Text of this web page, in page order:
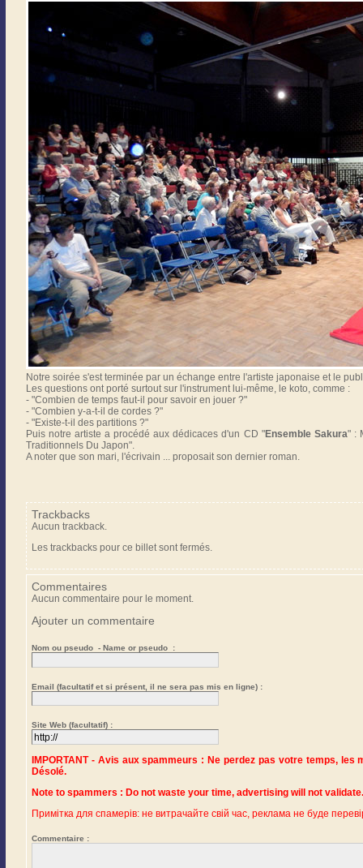
Notre soirée s'est terminée par un échange entre l'artiste japonaise et le
Les questions ont porté surtout sur l'instrument lui-même, le koto, comme :
- "Combien de temps faut-il pour savoir en jouer ?"
- "Combien y-a-t-il de cordes ?"
- "Existe-t-il des partitions ?"
Puis notre artiste a procédé aux dédicaces d'un CD "Ensemble Sakura" :
Traditionnels Du Japon".
A noter que son mari, l'écrivain ... proposait son dernier roman.
Trackbacks
Aucun trackback.
Les trackbacks pour ce billet sont fermés.
Commentaires
Aucun commentaire pour le moment.
Ajouter un commentaire
Nom ou pseudo - Name or pseudo :
Email (facultatif et si présent, il ne sera pas mis en ligne) :
Site Web (facultatif) :
IMPORTANT - Avis aux spammeurs : Ne perdez pas votre temps,
Désolé.
Примітка для спамерів: не витрачайте свій час, реклама не буде
Commentaire :